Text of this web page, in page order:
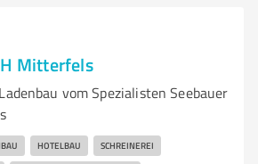
Mitterfels
vom Spezialisten Seebauer
HOTELBAU SCHREINEREI